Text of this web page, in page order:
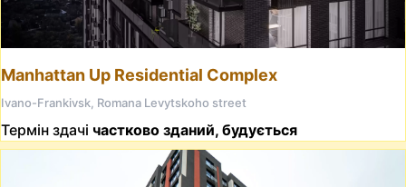
Manhattan Up Residential Complex
Ivano-Frankivsk, Romana Levytskoho street
Термін здачі частково зданий, будується